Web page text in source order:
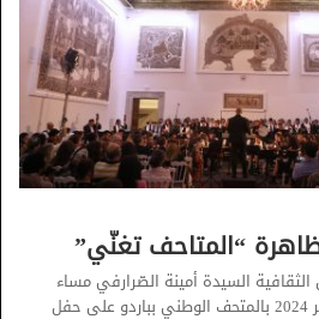
“المتاحف تغنّي”
السيدة أمينة الصّرارفي مساء
اليوم السبت 26 أكتوبر 2024 بالمتحف الوطني بباردو على حفل